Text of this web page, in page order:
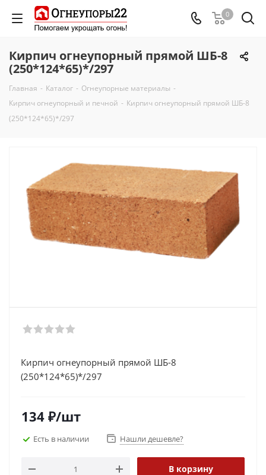
0
Кирпич огнеупорный прямой ШБ-8
(250*124*65)*/297
Главная - Каталог - Огнеупорные материалы -
Кирпич огнеупорный и печной - Кирпич огнеупорный прямой ШБ-8
(250*124*65)*/297
Кирпич огнеупорный прямой ШБ-8
(250*124*65)*/297
134 ₽/шт
Есть в наличии Нашли дешевле?
В корзину